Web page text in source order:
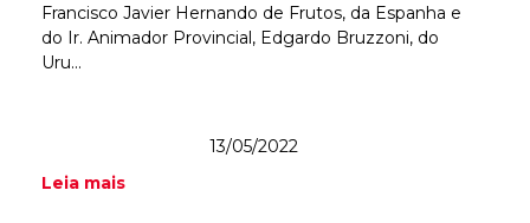
Francisco Javier Hernando de Frutos, da Espanha e
do Ir. Animador Provincial, Edgardo Bruzzoni, do
Uru...
13/05/2022
Leia mais